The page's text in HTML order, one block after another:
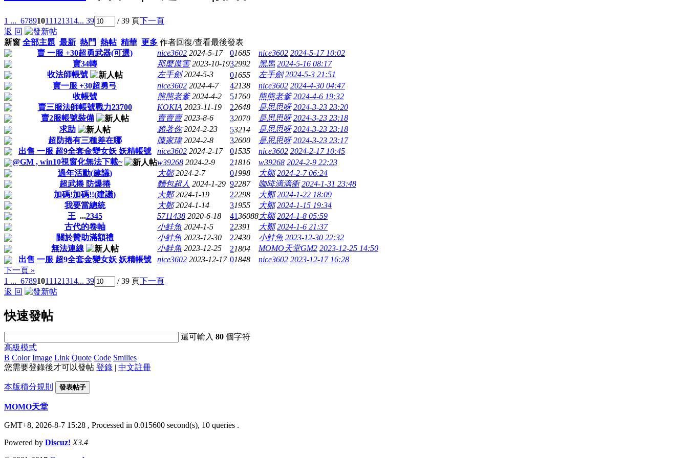
1 ... 67891011 121314... 39 / 39 頁下一頁
返 回
新窗 全部主題 最新 熱門 熱帖 精華 更多 作者回復/查看最後發表
賣 一服 +30超勇武器(可選)
nice3602 2024-5-17 01685 nice3602 2024-5-17 10:02
賣34轉
那麼厲害 2023-10-1932992 黑馬 2024-5-16 08:17
收法師帳號
左手劍 2024-5-3 01655 左手劍 2024-5-3 21:51
賣一服 +30超勇弓
nice3602 2024-4-7 42138 nice3602 2024-4-30 04:47
收帳號
熊熊老爹 2024-4-2 51760 熊熊老爹 2024-4-6 19:32
賣三服法師帳號戰力23700
KOKIA 2023-11-19 22648 是思思呀 2024-3-23 23:20
賣2服帳號裝備
賣賣賣 2023-8-6 32070 是思思呀 2024-3-23 23:18
求助
賴著你 2024-2-23 53214 是思思呀 2024-3-23 23:18
超防捲有三種差在哪
陳家瑋 2024-2-8 32600 是思思呀 2024-3-23 23:17
出售 一服 超9全套金變女妖 妖精帳號
nice3602 2024-2-17 01535 nice3602 2024-2-17 10:45
@GM , win10視窗化無法下載~
w39268 2024-2-9 21816 w39268 2024-2-9 22:23
過年活動(建議)
大鄭 2024-2-7 01998 大鄭 2024-2-7 06:24
超武捲 防爆捲
麵包超人 2024-1-29 92287 咖啡滴滴衝 2024-1-31 23:48
加碼!加碼!!(建議)
大鄭 2024-1-19 22298 大鄭 2024-1-22 18:09
我要當總統
大鄭 2024-1-14 31955 大鄭 2024-1-15 19:34
王 ...2345 5711438 2020-6-18 4136088大鄭 2024-1-8 05:59
古代的卷軸
小鮭魚 2024-1-5 22391 大鄭 2024-1-6 21:37
關於贊助滿額禮
小鮭魚 2023-12-30 22430 小鮭魚 2023-12-30 22:32
無法連線
小鮭魚 2023-12-25 21804 MOMO天堂GM2 2023-12-25 14:50
出售 一服 超9全套金變女妖 妖精帳號
nice3602 2023-12-17 01848 nice3602 2023-12-17 16:28
下一頁 »
1 ... 67891011 121314... 39 / 39 頁下一頁
返 回
快速發帖
還可輸入80 個字符
高級模式
B Color Image Link Quote Code Smilies
您需要登錄後才可以發帖 登錄 | 中文註冊
本版積分規則 發表帖子
MOMO天堂
GMT+8, 2026-8-7 15:28 , Processed in 0.015600 second(s), 10 queries .
Powered by Discuz! X3.4